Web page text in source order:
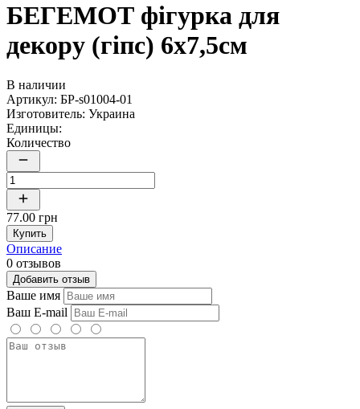
БЕГЕМОТ фігурка для
декору (гіпс) 6х7,5см
В наличии
Артикул: БР-s01004-01
Изготовитель: Украина
Единицы:
Количество
77.00 грн
Купить
Описание
0 отзывов
Добавить отзыв
Ваше имя
Ваш E-mail